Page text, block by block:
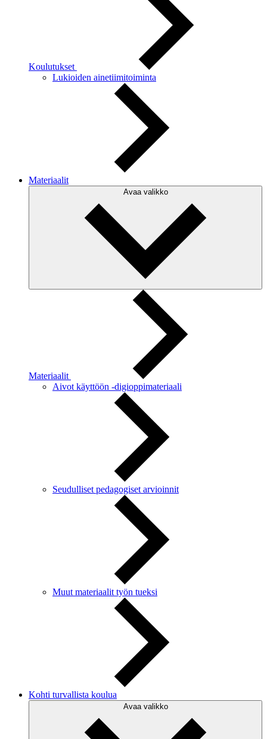
Koulutukset
Lukioiden ainetiimitoiminta
Materiaalit
Avaa valikko
Materiaalit
Aivot käyttöön -digioppimateriaali
Seudulliset pedagogiset arvioinnit
Muut materiaalit työn tueksi
Kohti turvallista koulua
Avaa valikko